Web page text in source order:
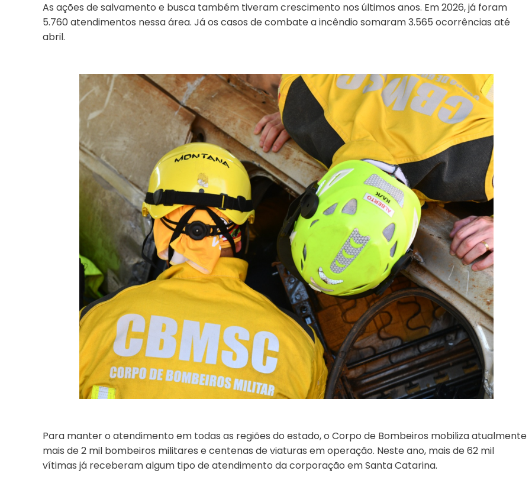
As ações de salvamento e busca também tiveram crescimento nos últimos anos. Em 2026, já foram
5.760 atendimentos nessa área. Já os casos de combate a incêndio somaram 3.565 ocorrências até
abril.
Para manter o atendimento em todas as regiões do estado, o Corpo de Bombeiros mobiliza atualmente
mais de 2 mil bombeiros militares e centenas de viaturas em operação. Neste ano, mais de 62 mil
vítimas já receberam algum tipo de atendimento da corporação em Santa Catarina.